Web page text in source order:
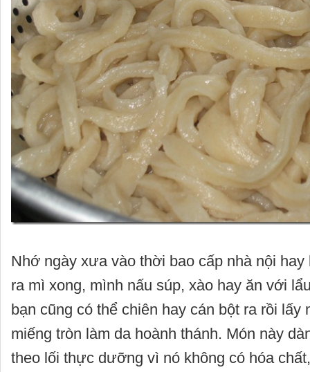
Nhớ ngày xưa vào thời bao cấp nhà nội hay
ra mì xong, mình nấu súp, xào hay ăn với
bạn cũng có thể chiên hay cán bột ra rồi lấy
miếng tròn làm da hoành thánh. Món này
theo lối thực dưỡng vì nó không có hóa